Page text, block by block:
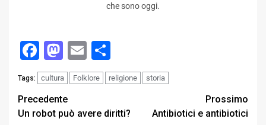
che sono oggi.
Facebook
Mastodon
Email
Tags: cultura Folklore religione storia
Post
navigation
Precedente
Un robot può avere diritti?
Prossimo
Antibiotici e antibiotici